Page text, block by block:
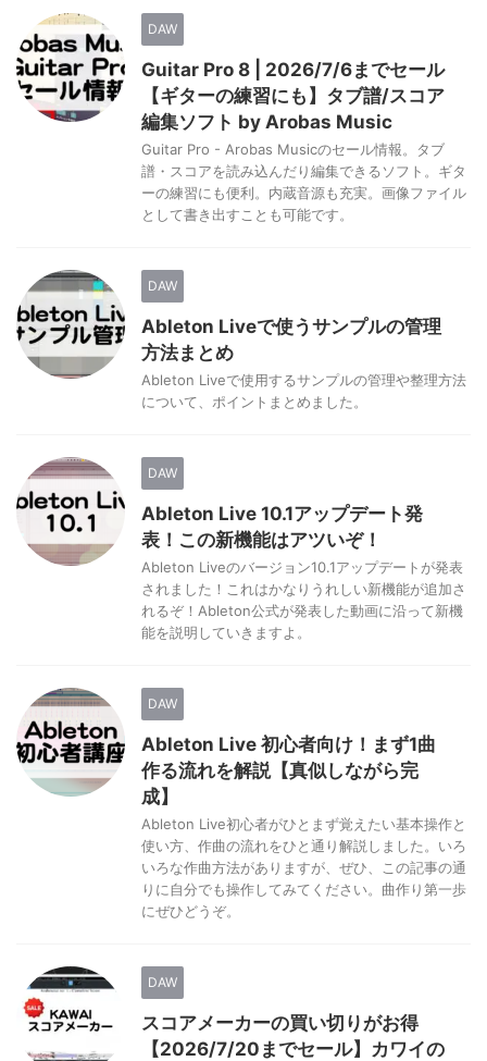
DAW
Guitar Pro 8 | 2026/7/6までセール
【ギターの練習にも】タブ譜/スコア
編集ソフト by Arobas Music
Guitar Pro - Arobas Musicのセール情報。タブ
譜・スコアを読み込んだり編集できるソフト。ギタ
ーの練習にも便利。内蔵音源も充実。画像ファイル
として書き出すことも可能です。
DAW
Ableton Liveで使うサンプルの管理
方法まとめ
Ableton Liveで使用するサンプルの管理や整理方法
について、ポイントまとめました。
DAW
Ableton Live 10.1アップデート発
表！この新機能はアツいぞ！
Ableton Liveのバージョン10.1アップデートが発表
されました！これはかなりうれしい新機能が追加さ
れるぞ！Ableton公式が発表した動画に沿って新機
能を説明していきますよ。
DAW
Ableton Live 初心者向け！まず1曲
作る流れを解説【真似しながら完
成】
Ableton Live初心者がひとまず覚えたい基本操作と
使い方、作曲の流れをひと通り解説しました。いろ
いろな作曲方法がありますが、ぜひ、この記事の通
りに自分でも操作してみてください。曲作り第一歩
にぜひどうぞ。
DAW
スコアメーカーの買い切りがお得
【2026/7/20までセール】カワイの